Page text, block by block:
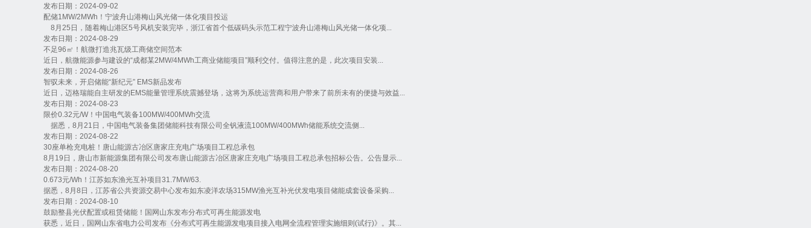
发布日期：2024-09-02
配储1MW/2MWh！宁波舟山港梅山风光储一体化项目投运
8月25日，随着梅山港区5号风机安装完毕，浙江省首个低碳码头示范工程宁波舟山港梅山风光储一体化项...
发布日期：2024-08-29
不足96㎡！航微打造兆瓦级工商储空间范本
近日，航微能源参与建设的“成都某2MW/4MWh工商业储能项目”顺利交付。值得注意的是，此次项目安装...
发布日期：2024-08-26
智驭未来，开启储能“新纪元” EMS新品发布
近日，迈格瑞能自主研发的EMS能量管理系统震撼登场，这将为系统运营商和用户带来了前所未有的便捷与效益...
发布日期：2024-08-23
限价0.32元/W！中国电气装备100MW/400MWh交流
据悉，8月21日，中国电气装备集团储能科技有限公司全钒液流100MW/400MWh储能系统交流侧...
发布日期：2024-08-22
30座单枪充电桩！唐山能源古冶区唐家庄充电广场项目工程总承包
8月19日，唐山市新能源集团有限公司发布唐山能源古冶区唐家庄充电广场项目工程总承包招标公告。公告显示...
发布日期：2024-08-20
0.673元/Wh！江苏如东渔光互补项目31.7MW/63.
据悉，8月8日，江苏省公共资源交易中心发布如东凌洋农场315MW渔光互补光伏发电项目储能成套设备采购...
发布日期：2024-08-10
鼓励整县光伏配置或租赁储能！国网山东发布分布式可再生能源发电
获悉，近日，国网山东省电力公司发布《分布式可再生能源发电项目接入电网全流程管理实施细则(试行)》。其...